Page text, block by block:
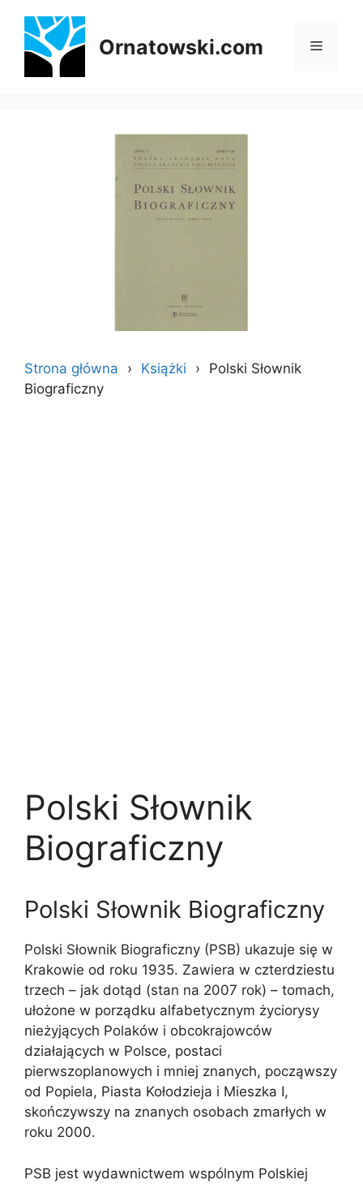
treści
Ornatowski.com Menu
Strona główna Książki
Polski Słownik
Biograficzny
Polski Słownik
Biograficzny
Polski Słownik Biograficzny
Polski Słownik Biograficzny (PSB) ukazuje się w
Krakowie od roku 1935. Zawiera w czterdziestu
trzech – jak dotąd (stan na 2007 rok) – tomach,
ułożone w porządku alfabetycznym życiorysy
nieżyjących Polaków i obcokrajowców
działających w Polsce, postaci
pierwszoplanowych i mniej znanych, począwszy
od Popiela, Piasta Kołodzieja i Mieszka I,
skończywszy na znanych osobach zmarłych w
roku 2000.
PSB jest wydawnictwem wspólnym Polskiej